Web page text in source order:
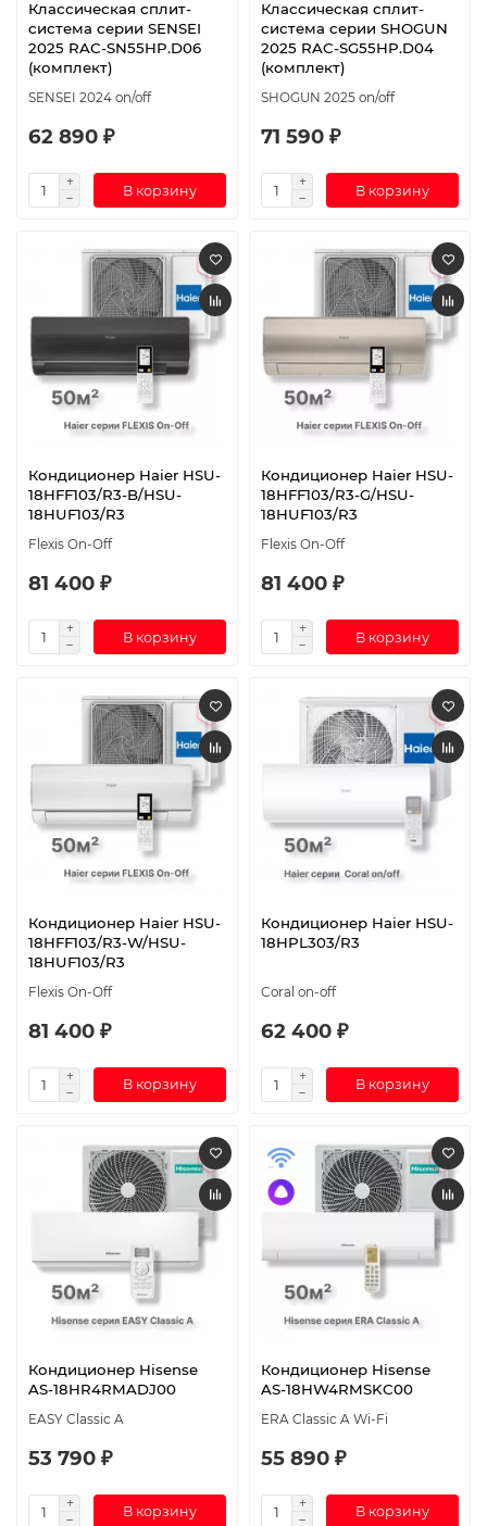
Классическая сплит-
система серии SENSEI
2025 RAC-SN55HP.D06
(комплект)
SENSEI 2024 on/off
62 890 ₽
В корзину
Классическая сплит-
система серии SHOGUN
2025 RAC-SG55HP.D04
(комплект)
SHOGUN 2025 on/off
71 590 ₽
В корзину
Кондиционер Haier HSU-
18HFF103/R3-B/HSU-
18HUF103/R3
Flexis On-Off
81 400 ₽
В корзину
Кондиционер Haier HSU-
18HFF103/R3-G/HSU-
18HUF103/R3
Flexis On-Off
81 400 ₽
В корзину
Кондиционер Haier HSU-
18HFF103/R3-W/HSU-
18HUF103/R3
Flexis On-Off
81 400 ₽
В корзину
Кондиционер Haier HSU-
18HPL303/R3
Coral on-off
62 400 ₽
В корзину
Кондиционер Hisense
AS-18HR4RMADJ00
EASY Classic A
53 790 ₽
В корзину
Кондиционер Hisense
AS-18HW4RMSKC00
ERA Classic A Wi-Fi
55 890 ₽
В корзину